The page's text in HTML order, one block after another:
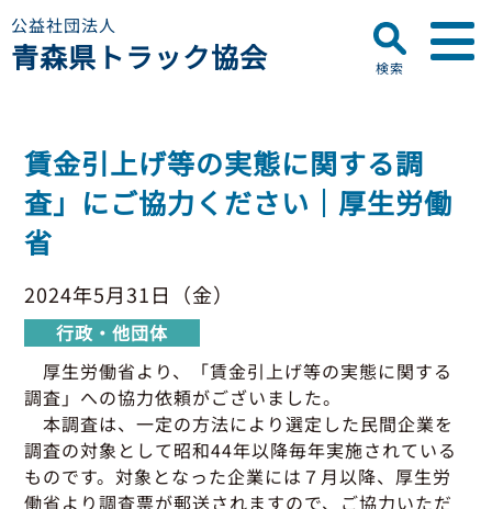
公益社団法人
青森県トラック協会
プロフィール
ディスクロージャー
会員名簿
お知らせ ▼
青森県トラック協会
行政・他団体
助成・補助金
適正化事業
セミナー・研修
適正化事業
適正化事業について
Gマーク制度について
巡回指導について
運行管理者・整備管理者
会員専用ページ ▼
初任運転者特別指導教育
グッドラーニング
一般の皆さまへ ▼
検索
賃金引上げ等の実態に関する調
査」にご協力ください｜厚生労働
省
2024年5月31日（金）
行政・他団体
厚生労働省より、「賃金引上げ等の実態に関する
調査」への協力依頼がございました。
本調査は、一定の方法により選定した民間企業を
調査の対象として昭和44年以降毎年実施されている
ものです。対象となった企業には７月以降、厚生労
働省より調査票が郵送されますので、ご協力いただ